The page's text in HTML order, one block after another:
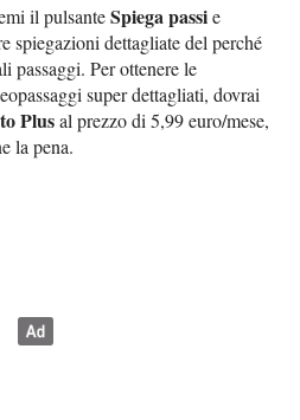
il pulsanteSpiega passie
spiegazioni dettagliate del perché
passaggi. Per ottenere le
super dettagliati, dovrai
Plusal prezzo di 5,99 euro/mese,
la pena.